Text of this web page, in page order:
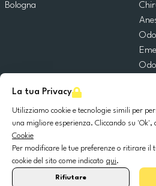
La tua Privacy
Utilizziamo cookie e tecnologie simili per
una migliore esperienza. Cliccando su 'Ok',
Cookie
Per modificare le tue preferenze o ritirare il
cookie del sito come indicato qui.
Rifiutare
Bologna
© 2025 DocDental. Tutti
United
España